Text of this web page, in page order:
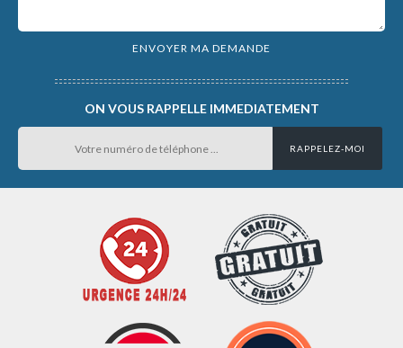
ON VOUS RAPPELLE IMMEDIATEMENT